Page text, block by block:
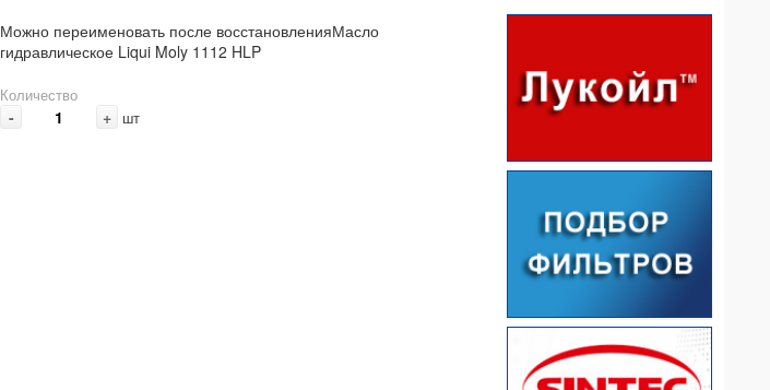
Можно переименовать после восстановленияМасло
гидравлическое Liqui Moly 1112 HLP
Количество
- + шт